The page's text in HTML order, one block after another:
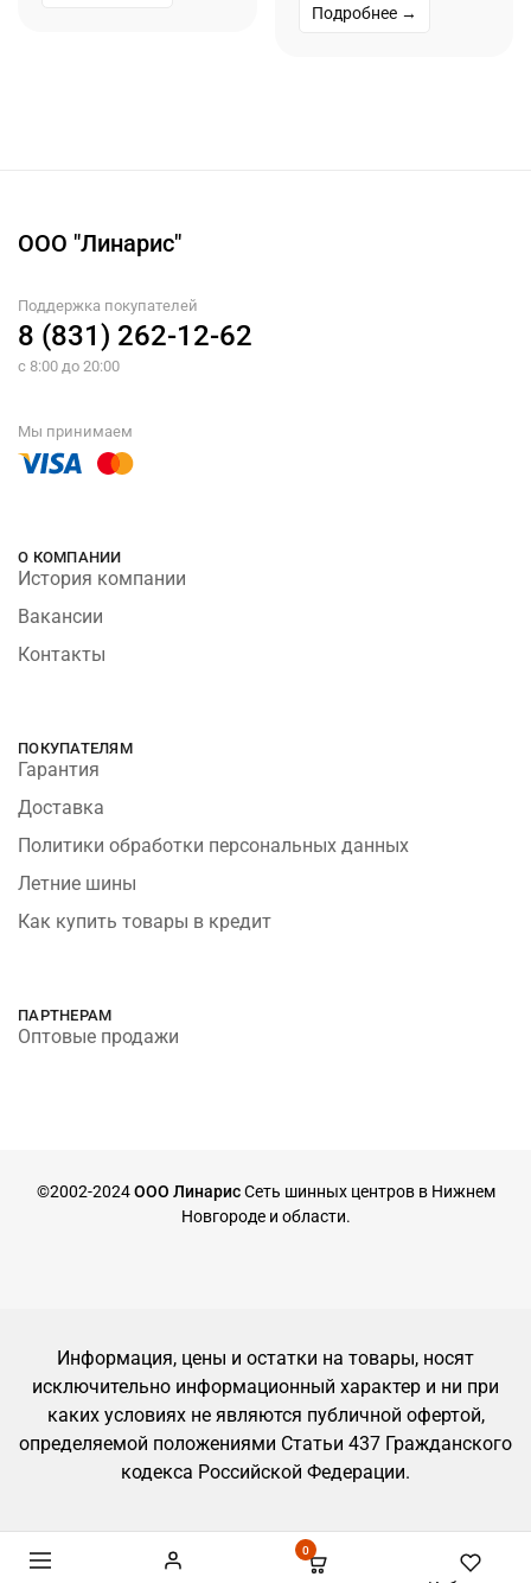
Подробнее →
ООО "Линарис"
Поддержка покупателей
8 (831) 262-12-62
с 8:00 до 20:00
Мы принимаем
О КОМПАНИИ
История компании
Вакансии
Контакты
ПОКУПАТЕЛЯМ
Гарантия
Доставка
Политики обработки персональных данных
Летние шины
Как купить товары в кредит
ПАРТНЕРАМ
Оптовые продажи
©2002-2024ООО ЛинарисСеть шинных центров в Нижнем
Новгороде и области.
Информация, цены и остатки на товары, носят
исключительно информационный характер и ни при
каких условиях не являются публичной офертой,
определяемой положениями Статьи 437 Гражданского
кодекса Российской Федерации.
0